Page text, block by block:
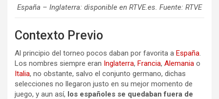
España – Inglaterra: disponible en RTVE.es. Fuente: RTVE
Contexto Previo
Al principio del torneo pocos daban por favorita a España.
Los nombres siempre eran Inglaterra, Francia, Alemania o
Italia, no obstante, salvo el conjunto germano, dichas
selecciones no llegaron justo en su mejor momento de
juego, y aun así, los españoles se quedaban fuera de